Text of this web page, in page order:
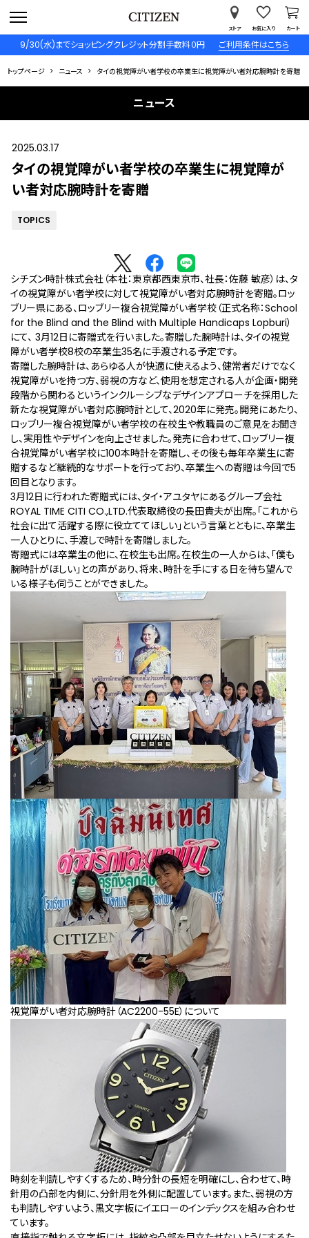
9/30(水)までショッピングクレジット分割手数料０円 ご利用条件はこちら
ストア お気に入り カート
トップページ ニュース タイの視覚障がい者学校の卒業生に視覚障がい者対応腕時計を寄贈
ニュース
2025.03.17
タイの視覚障がい者学校の卒業生に視覚障が
い者対応腕時計を寄贈
TOPICS
シチズン時計株式会社（本社：東京都西東京市、社長：佐藤 敏彦）は、タ
イの視覚障がい者学校に対して視覚障がい者対応腕時計を寄贈。ロッ
ブリー県にある、ロッブリー複合視覚障がい者学校（正式名称：School
for the Blind and the Blind with Multiple Handicaps Lopburi）
にて、 3月12日に寄贈式を行いました。寄贈した腕時計は、タイの視覚
障がい者学校8校の卒業生35名に手渡される予定です。
寄贈した腕時計は、あらゆる人が快適に使えるよう、健常者だけでなく
視覚障がいを持つ方、弱視の方など、使用を想定される人が企画・開発
段階から関わるというインクルーシブなデザインアプローチを採用した
新たな視覚障がい者対応腕時計として、2020年に発売。開発にあたり、
ロッブリー複合視覚障がい者学校の在校生や教職員のご意見をお聞き
し、実用性やデザインを向上させました。発売に合わせて、ロッブリー複
合視覚障がい者学校に100本時計を寄贈し、その後も毎年卒業生に寄
贈するなど継続的なサポートを行っており、卒業生への寄贈は今回で5
回目となります。
3月12日に行われた寄贈式には、タイ・アユタヤにあるグループ会社
ROYAL TIME CITI CO.,LTD.代表取締役の長田貴夫が出席。「これから
社会に出て活躍する際に役立ててほしい」という言葉とともに、卒業生
一人ひとりに、手渡しで時計を寄贈しました。
寄贈式には卒業生の他に、在校生も出席。在校生の一人からは、「僕も
腕時計がほしい」との声があり、将来、時計を手にする日を待ち望んで
いる様子も伺うことができました。
視覚障がい者対応腕時計（AC2200-55E）について
時刻を判読しやすくするため、時分針の長短を明確にし、合わせて、時
針用の凸部を内側に、分針用を外側に配置しています。また、弱視の方
も判読しやすいよう、黒文字板にイエローのインデックスを組み合わせ
ています。